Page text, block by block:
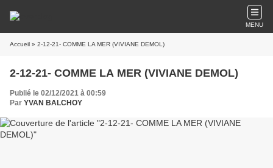
MENU
Accueil » 2-12-21- COMME LA MER (VIVIANE DEMOL)
2-12-21- COMME LA MER (VIVIANE DEMOL)
Publié le 02/12/2021 à 00:59
Par YVAN BALCHOY